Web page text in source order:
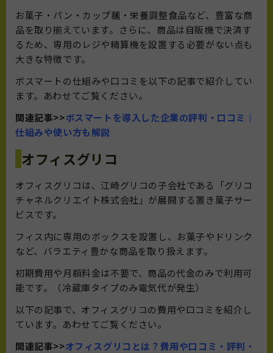
お菓子・パン・カップ麺・栄養調整食品など、豊富な商
品を取り揃えています。さらに、商品は自販機で決済す
るため、専用のレジや精算機を設置する必要がない点も
大きな特徴です。
ボスマートの仕組みや口コミを以下の記事で紹介してい
ます。あわせてご覧ください。
関連記事>>ボスマートを導入した企業の評判・口コミ｜
仕組みや使い方も解説
オフィスグリコ
オフィスグリコは、江崎グリコの子会社である「グリコ
チャネルクリエイト株式会社」が展開する置き菓子サー
ビスです。
フィス内に専用のボックスを設置し、お菓子やドリンク
など、バラエティ豊かな商品を取り扱えます。
初期費用や月額料金は不要で、商品の代金のみで利用可
能です。（冷蔵庫タイプのみ電気代が発生）
以下の記事で、オフィスグリコの費用や口コミを紹介し
ています。あわせてご覧ください。
関連記事>>オフィスグリコとは？費用や口コミ・評判・